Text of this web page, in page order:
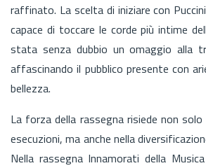
raffinato. La scelta di iniziare con
capace di toccare le corde più intime
stata senza dubbio un omaggio alla
affascinando il pubblico presente con
bellezza.
La forza della rassegna risiede non solo
esecuzioni, ma anche nella
Nella rassegna Innamorati della